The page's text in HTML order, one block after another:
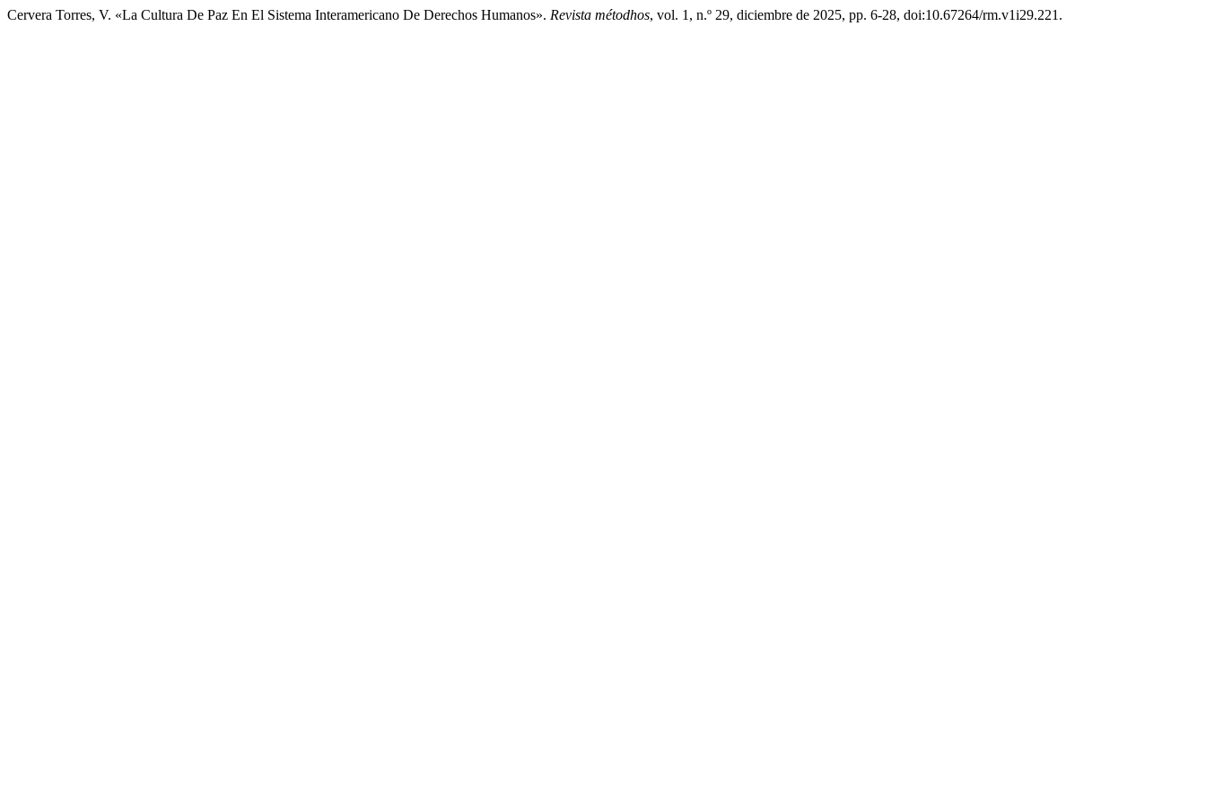
Cervera Torres, V. «La Cultura De Paz En El Sistema Interamericano De Derechos Humanos». Revista métodhos, vol. 1, n.º 29, diciembre de 2025, pp. 6-28, doi:10.67264/rm.v1i29.221.